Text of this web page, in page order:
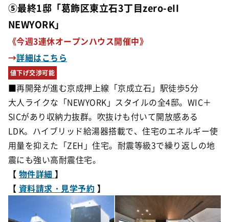
⑤最終1邸「葛飾区東立石3丁目zero-eII
NEWYORK」
《今週3連休オープンハウス開催中》
→詳細はこちら
値下げ交渉可能
■再開発が進む京成押上線「京成立石」駅徒歩5分
大人ライクな「NEWYORK」スタイルの全4邸。WIC＋
SICがあり収納力抜群。吹抜けも付いて開放感ある
LDK。ハイブリッド給湯器搭載で、住宅のエネルギー使
用量を抑えた「ZEH」住宅。 耐震等級3で繰り返しの地
震にも強い高耐震住宅。
【 物件詳細】
【 資料請求・見学予約 】